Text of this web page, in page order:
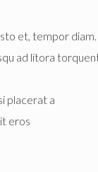
et, tempor diam.
ad litora
placerat a
eros